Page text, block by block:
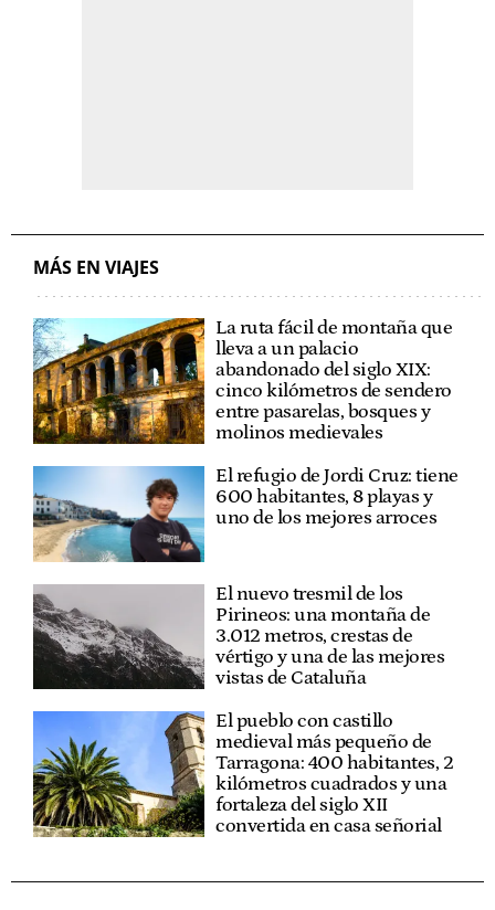
MÁS EN VIAJES
La ruta fácil de montaña que
lleva a un palacio
abandonado del siglo XIX:
cinco kilómetros de sendero
entre pasarelas, bosques y
molinos medievales
El refugio de Jordi Cruz: tiene
600 habitantes, 8 playas y
uno de los mejores arroces
El nuevo tresmil de los
Pirineos: una montaña de
3.012 metros, crestas de
vértigo y una de las mejores
vistas de Cataluña
El pueblo con castillo
medieval más pequeño de
Tarragona: 400 habitantes, 2
kilómetros cuadrados y una
fortaleza del siglo XII
convertida en casa señorial